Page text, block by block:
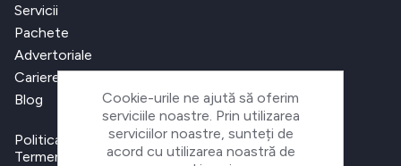
Servicii
Pachete
Advertoriale
Cariere
Blog
Politica de confidențialitate
Termeni și condiții
Cookie-urile ne ajută să oferim
serviciile noastre. Prin utilizarea
serviciilor noastre, sunteți de
acord cu utilizarea noastră de